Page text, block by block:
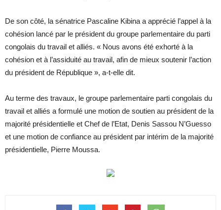
De son côté, la sénatrice Pascaline Kibina a apprécié l’appel à la
cohésion lancé par le président du groupe parlementaire du parti
congolais du travail et alliés. « Nous avons été exhorté à la
cohésion et à l’assiduité au travail, afin de mieux soutenir l’action
du président de République », a-t-elle dit.
Au terme des travaux, le groupe parlementaire parti congolais du
travail et alliés a formulé une motion de soutien au président de la
majorité présidentielle et Chef de l’Etat, Denis Sassou N’Guesso
et une motion de confiance au président par intérim de la majorité
présidentielle, Pierre Moussa.